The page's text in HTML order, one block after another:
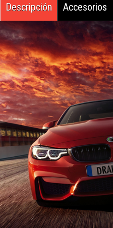
Descripción Accesorios